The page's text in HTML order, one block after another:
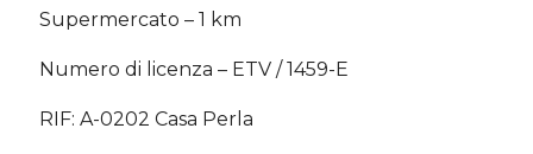
Supermercato – 1 km
Numero di licenza – ETV / 1459-E
RIF: A-0202 Casa Perla